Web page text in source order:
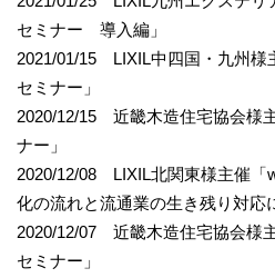
セミナー 導入編」
2021/01/15 LIXIL中四国・九州様
セミナー」
2020/12/15 近畿木造住宅協会様
ナー」
2020/12/08 LIXIL北関東様主催「
化の流れと流通業の生き残り対応
2020/12/07 近畿木造住宅協会様
セミナー」